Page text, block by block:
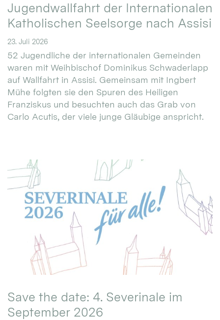
Jugendwallfahrt der Internationalen
Katholischen Seelsorge nach Assisi
23. Juli 2026
52 Jugendliche der internationalen Gemeinden
waren mit Weihbischof Dominikus Schwaderlapp
auf Wallfahrt in Assisi. Gemeinsam mit Ingbert
Mühe folgten sie den Spuren des Heiligen
Franziskus und besuchten auch das Grab von
Carlo Acutis, der viele junge Gläubige anspricht.
Save the date: 4. Severinale im
September 2026